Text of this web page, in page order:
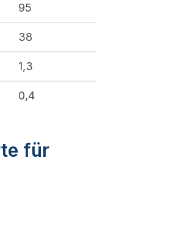
95
38
1,3
0,4
für